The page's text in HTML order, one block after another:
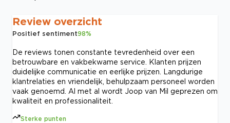
Review overzicht
Positief sentiment98%
De reviews tonen constante tevredenheid over een
betrouwbare en vakbekwame service. Klanten prijzen
duidelijke communicatie en eerlijke prijzen. Langdurige
klantrelaties en vriendelijk, behulpzaam personeel worden
vaak genoemd. Al met al wordt Joop van Mil geprezen om
kwaliteit en professionaliteit.
Sterke punten